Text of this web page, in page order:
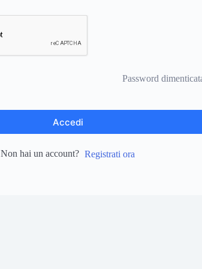
Password
Accedi
Non hai un account? Registrati ora